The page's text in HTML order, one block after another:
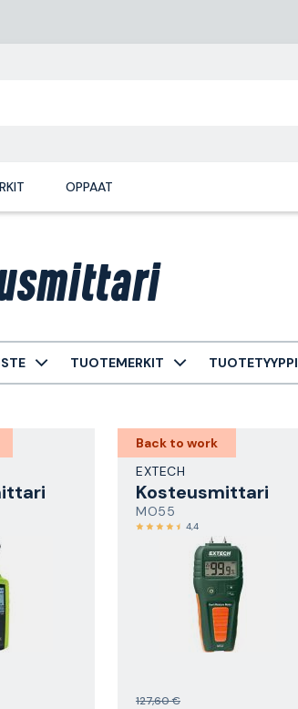
OPPAAT
TUOTEMERKIT TUOTETYYPPI
Back to work
EXTECH
Kosteusmittari
MO55
4,4
127,60 €